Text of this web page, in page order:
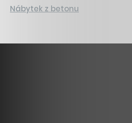
Nábytek z betonu